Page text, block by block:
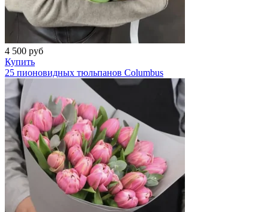
4 500 руб
Купить
25 пионовидных тюльпанов Columbus